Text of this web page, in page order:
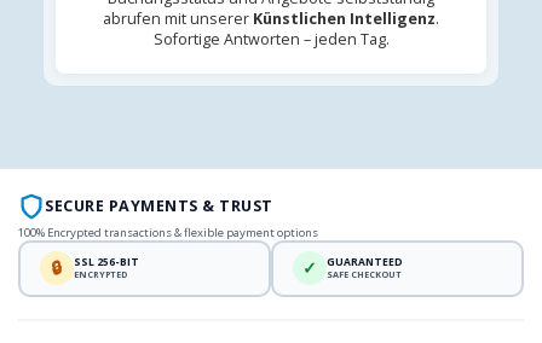
abrufen mit unserer Künstlichen Intelligenz.
Sofortige Antworten – jeden Tag.
SECURE PAYMENTS & TRUST
100% Encrypted transactions & flexible payment options
🔒 SSL 256-BIT
ENCRYPTED ✓ GUARANTEED
SAFE CHECKOUT